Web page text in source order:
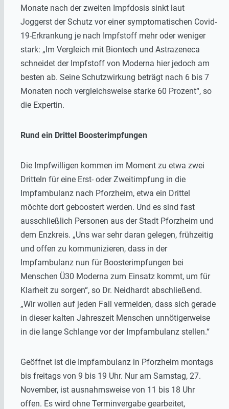
Monate nach der zweiten Impfdosis sinkt laut
Joggerst der Schutz vor einer symptomatischen Covid-
19-Erkrankung je nach Impfstoff mehr oder weniger
stark: „Im Vergleich mit Biontech und Astrazeneca
schneidet der Impfstoff von Moderna hier jedoch am
besten ab. Seine Schutzwirkung beträgt nach 6 bis 7
Monaten noch vergleichsweise starke 60 Prozent“, so
die Expertin.
Rund ein Drittel Boosterimpfungen
Die Impfwilligen kommen im Moment zu etwa zwei
Dritteln für eine Erst- oder Zweitimpfung in die
Impfambulanz nach Pforzheim, etwa ein Drittel
möchte dort geboostert werden. Und es sind fast
ausschließlich Personen aus der Stadt Pforzheim und
dem Enzkreis. „Uns war sehr daran gelegen, frühzeitig
und offen zu kommunizieren, dass in der
Impfambulanz nun für Boosterimpfungen bei
Menschen Ü30 Moderna zum Einsatz kommt, um für
Klarheit zu sorgen“, so Dr. Neidhardt abschließend.
„Wir wollen auf jeden Fall vermeiden, dass sich gerade
in dieser kalten Jahreszeit Menschen unnötigerweise
in die lange Schlange vor der Impfambulanz stellen.“
Geöffnet ist die Impfambulanz in Pforzheim montags
bis freitags von 9 bis 19 Uhr. Nur am Samstag, 27.
November, ist ausnahmsweise von 11 bis 18 Uhr
offen. Es wird ohne Terminvergabe gearbeitet,